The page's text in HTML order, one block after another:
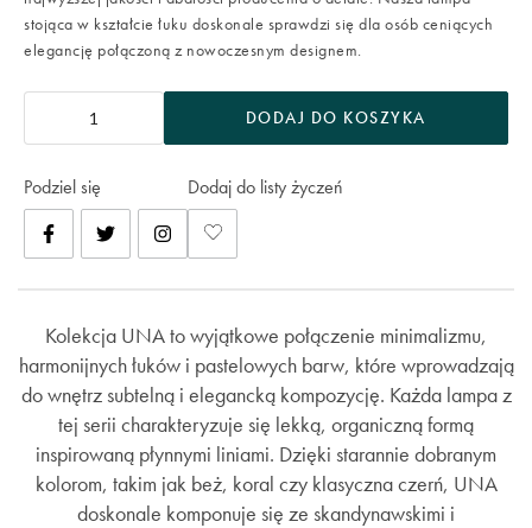
stojąca w kształcie łuku doskonale sprawdzi się dla osób ceniących
elegancję połączoną z nowoczesnym designem.
DODAJ DO KOSZYKA
Podziel się Dodaj do listy życzeń
Kolekcja UNA to wyjątkowe połączenie minimalizmu,
harmonijnych łuków i pastelowych barw, które wprowadzają
do wnętrz subtelną i elegancką kompozycję. Każda lampa z
tej serii charakteryzuje się lekką, organiczną formą
inspirowaną płynnymi liniami. Dzięki starannie dobranym
kolorom, takim jak beż, koral czy klasyczna czerń, UNA
doskonale komponuje się ze skandynawskimi i